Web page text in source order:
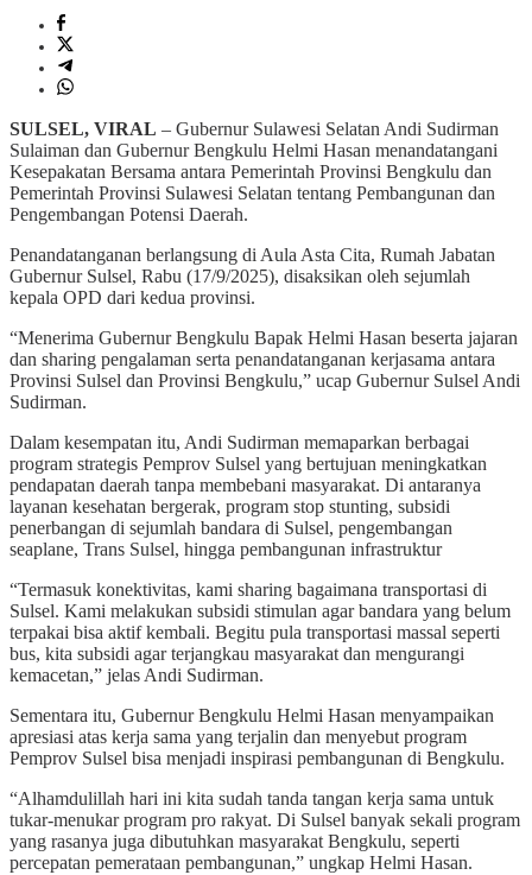
SULSEL, VIRAL – Gubernur Sulawesi Selatan Andi Sudirman
Sulaiman dan Gubernur Bengkulu Helmi Hasan menandatangani
Kesepakatan Bersama antara Pemerintah Provinsi Bengkulu dan
Pemerintah Provinsi Sulawesi Selatan tentang Pembangunan dan
Pengembangan Potensi Daerah.
Penandatanganan berlangsung di Aula Asta Cita, Rumah Jabatan
Gubernur Sulsel, Rabu (17/9/2025), disaksikan oleh sejumlah
kepala OPD dari kedua provinsi.
“Menerima Gubernur Bengkulu Bapak Helmi Hasan beserta jajaran
dan sharing pengalaman serta penandatanganan kerjasama antara
Provinsi Sulsel dan Provinsi Bengkulu,” ucap Gubernur Sulsel Andi
Sudirman.
Dalam kesempatan itu, Andi Sudirman memaparkan berbagai
program strategis Pemprov Sulsel yang bertujuan meningkatkan
pendapatan daerah tanpa membebani masyarakat. Di antaranya
layanan kesehatan bergerak, program stop stunting, subsidi
penerbangan di sejumlah bandara di Sulsel, pengembangan
seaplane, Trans Sulsel, hingga pembangunan infrastruktur
“Termasuk konektivitas, kami sharing bagaimana transportasi di
Sulsel. Kami melakukan subsidi stimulan agar bandara yang belum
terpakai bisa aktif kembali. Begitu pula transportasi massal seperti
bus, kita subsidi agar terjangkau masyarakat dan mengurangi
kemacetan,” jelas Andi Sudirman.
Sementara itu, Gubernur Bengkulu Helmi Hasan menyampaikan
apresiasi atas kerja sama yang terjalin dan menyebut program
Pemprov Sulsel bisa menjadi inspirasi pembangunan di Bengkulu.
“Alhamdulillah hari ini kita sudah tanda tangan kerja sama untuk
tukar-menukar program pro rakyat. Di Sulsel banyak sekali program
yang rasanya juga dibutuhkan masyarakat Bengkulu, seperti
percepatan pemerataan pembangunan,” ungkap Helmi Hasan.